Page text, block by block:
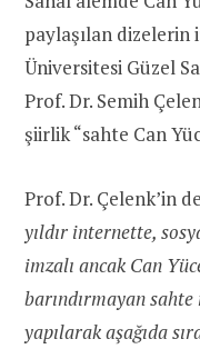
paylaşılan dizelerin
Üniversitesi Güzel
Prof. Dr. Semih
şiirlik “sahte Can
Prof. Dr. Çelenk’in
yıldır internette,
imzalı ancak Can
barındırmayan
yapılarak aşağıda